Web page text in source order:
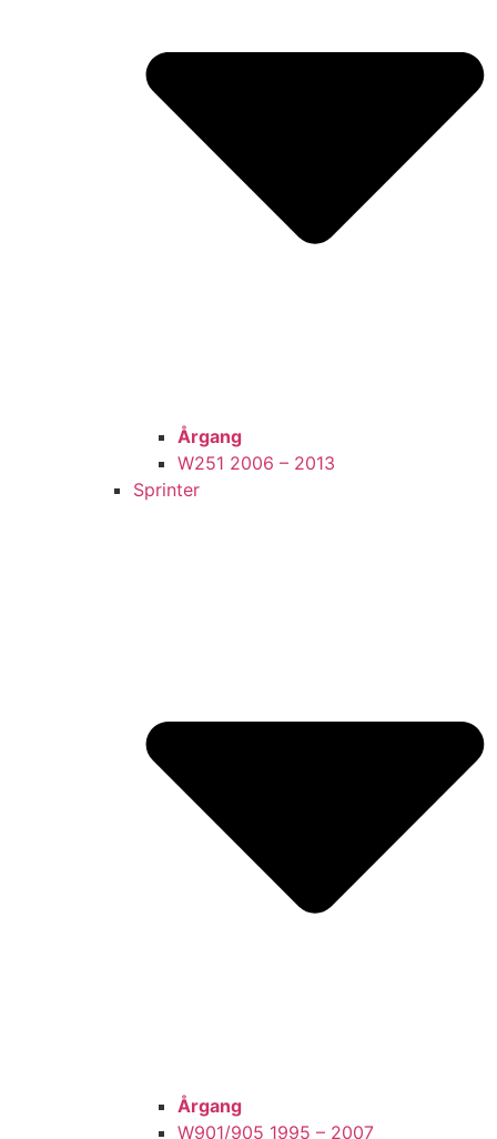
Årgang
W251 2006 – 2013
Sprinter
Årgang
W901/905 1995 – 2007